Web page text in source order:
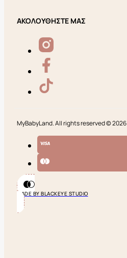
ΑΚΟΛΟΥΘΗΣΤΕ ΜΑΣ
MyBabyLand. All rights reserved © 2026
MADE BY BLACKEYE STUDIO